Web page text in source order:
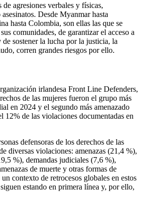
agresiones verbales y físicas,
Desde Myanmar hasta
hasta Colombia, son ellas las que se
comunidades, de garantizar el acceso a
de sostener la lucha por la justicia, la
corren grandes riesgos por ello.
irlandesa Front Line Defenders,
de las mujeres fueron el grupo más
en 2024 y el segundo más amenazado
12% de las violaciones documentadas en
defensoras de los derechos de las
diversas violaciones: amenazas (21,4 %),
%), demandas judiciales (7,6 %),
de muerte y otras formas de
contexto de retrocesos globales en estos
estando en primera línea y, por ello,